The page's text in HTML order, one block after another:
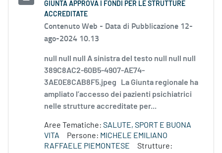
GIUNTA APPROVA I FONDI PER LE STRUTTURE
ACCREDITATE
Contenuto Web - Data di Pubblicazione 12-
ago-2024 10.13
null null null A sinistra del testo null null null
389C8AC2-60B5-4907-AE74-
3AE0E8CAB8F5.jpeg La Giunta regionale ha
ampliato l’accesso dei pazienti psichiatrici
nelle strutture accreditate per...
Aree Tematiche: SALUTE, SPORT E BUONA
VITA
Persone: MICHELE EMILIANO
RAFFAELE PIEMONTESE
Strutture: